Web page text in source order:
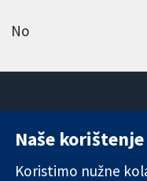
No
Pouzdani dokazi.
Naše
Koristimo nužne